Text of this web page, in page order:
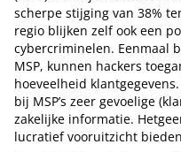
scherpe stijging van 38%
regio blijken zelf ook een
cybercriminelen. Eenmaal
MSP, kunnen hackers
hoeveelheid
bij MSP’s zeer gevoelige
zakelijke informatie.
lucratief vooruitzicht